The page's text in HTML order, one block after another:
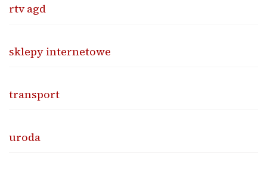
rtv agd
sklepy internetowe
transport
uroda